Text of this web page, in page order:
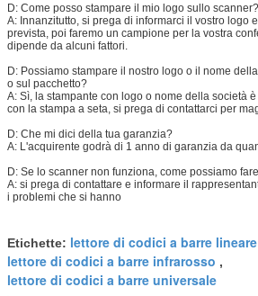
D: Come posso stampare il mio logo sullo scanner?
A: Innanzitutto, si prega di informarci il vostro logo
prevista, poi faremo un campione per la vostra
dipende da alcuni fattori.
D: Possiamo stampare il nostro logo o il nome
o sul pacchetto?
A: Sì, la stampante con logo o nome della società
con la stampa a seta, si prega di contattarci per
D: Che mi dici della tua garanzia?
A: L'acquirente godrà di 1 anno di garanzia da
D: Se lo scanner non funziona, come possiamo
A: si prega di contattare e informare il
i problemi che si hanno
Etichette: lettore di codici a barre lineare
lettore di codici a barre infrarosso ,
lettore di codici a barre universale